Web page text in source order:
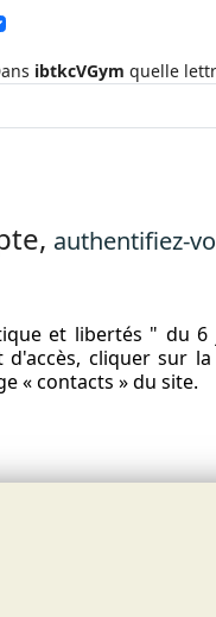
ibtkcVGym quelle
authentifiez-
et libertés " du
d'accès, cliquer sur
« contacts » du site.